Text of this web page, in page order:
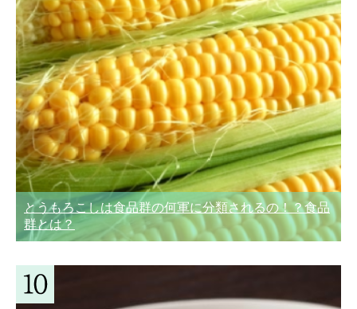
とうもろこしは食品群の何軍に分類されるの！？食品
群とは？